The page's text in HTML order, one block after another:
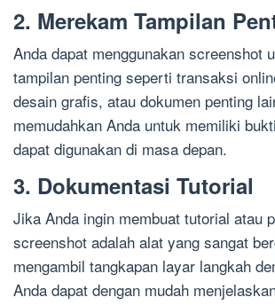
2. Merekam Tampilan
Anda dapat menggunakan screenshot
tampilan penting seperti transaksi
desain grafis, atau dokumen penting
memudahkan Anda untuk memiliki
dapat digunakan di masa depan.
3. Dokumentasi Tutorial
Jika Anda ingin membuat tutorial atau
screenshot adalah alat yang sangat
mengambil tangkapan layar langkah
Anda dapat dengan mudah